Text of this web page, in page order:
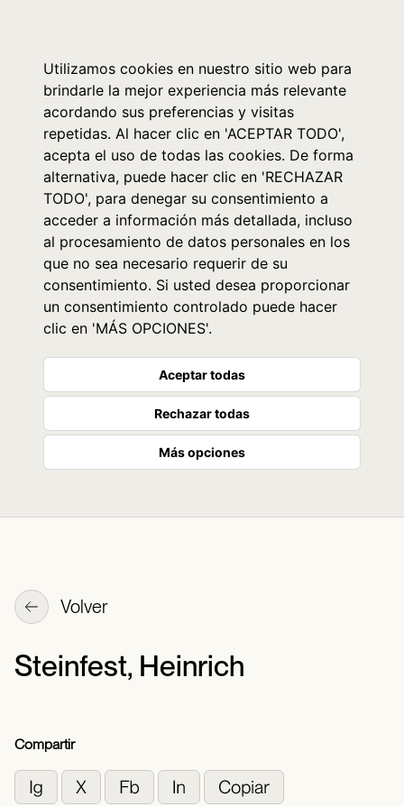
Utilizamos cookies en nuestro sitio web para
brindarle la mejor experiencia más relevante
acordando sus preferencias y visitas
repetidas. Al hacer clic en 'ACEPTAR TODO',
acepta el uso de todas las cookies. De forma
alternativa, puede hacer clic en 'RECHAZAR
TODO', para denegar su consentimiento a
acceder a información más detallada, incluso
al procesamiento de datos personales en los
que no sea necesario requerir de su
consentimiento. Si usted desea proporcionar
un consentimiento controlado puede hacer
clic en 'MÁS OPCIONES'.
Aceptar todas
Rechazar todas
Más opciones
Volver
Steinfest, Heinrich
Compartir